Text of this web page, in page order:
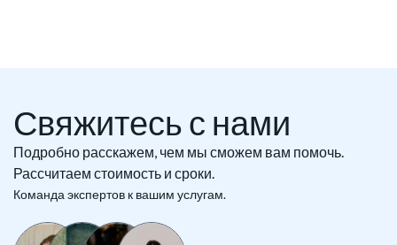
Свяжитесь с нами
Подробно расскажем, чем мы сможем вам помочь.
Рассчитаем стоимость и сроки.
Команда экспертов к вашим услугам.